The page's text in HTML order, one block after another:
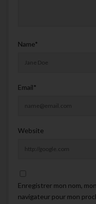
Name*
Email*
Website
Enregistrer mon nom,
navigateur pour mon